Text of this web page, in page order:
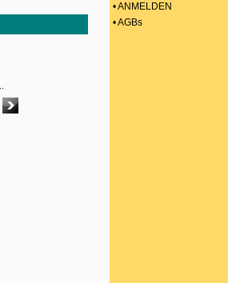
• ANMELDEN
• AGBs